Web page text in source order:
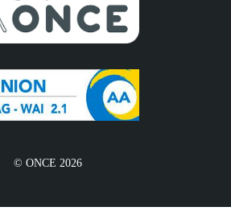
© ONCE 2026